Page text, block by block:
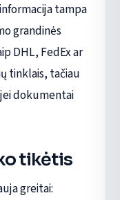
tampa
grandinės
DHL, FedEx ar
tinklais, tačiau
dokumentai
tikėtis
greitai: